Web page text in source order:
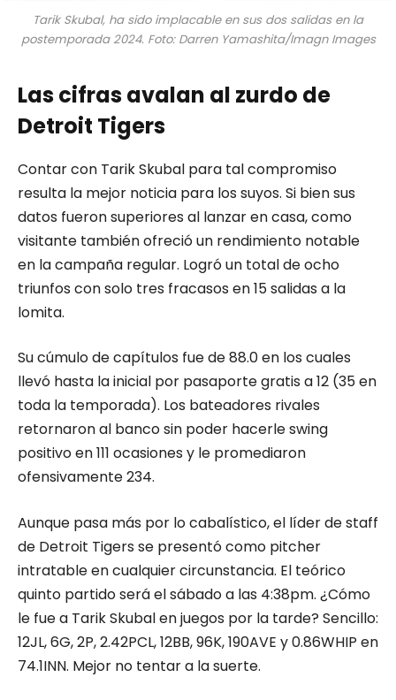
Tarik Skubal, ha sido implacable en sus dos salidas en la
postemporada 2024. Foto: Darren Yamashita/Imagn Images
Las cifras avalan al zurdo de
Detroit Tigers
Contar con Tarik Skubal para tal compromiso
resulta la mejor noticia para los suyos. Si bien sus
datos fueron superiores al lanzar en casa, como
visitante también ofreció un rendimiento notable
en la campaña regular. Logró un total de ocho
triunfos con solo tres fracasos en 15 salidas a la
lomita.
Su cúmulo de capítulos fue de 88.0 en los cuales
llevó hasta la inicial por pasaporte gratis a 12 (35 en
toda la temporada). Los bateadores rivales
retornaron al banco sin poder hacerle swing
positivo en 111 ocasiones y le promediaron
ofensivamente 234.
Aunque pasa más por lo cabalístico, el líder de staff
de Detroit Tigers se presentó como pitcher
intratable en cualquier circunstancia. El teórico
quinto partido será el sábado a las 4:38pm. ¿Cómo
le fue a Tarik Skubal en juegos por la tarde? Sencillo:
12JL, 6G, 2P, 2.42PCL, 12BB, 96K, 190AVE y 0.86WHIP en
74.1INN. Mejor no tentar a la suerte.